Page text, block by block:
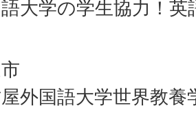
大学の学生協力！
外国語大学世界教